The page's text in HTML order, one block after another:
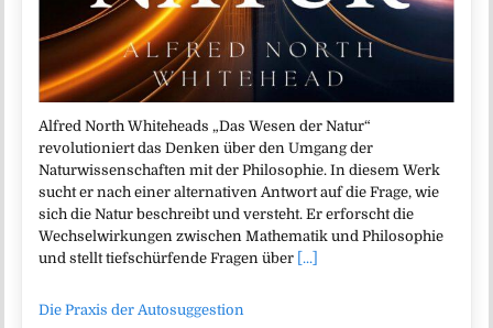
Alfred North Whiteheads „Das Wesen der Natur“
revolutioniert das Denken über den Umgang der
Naturwissenschaften mit der Philosophie. In diesem Werk
sucht er nach einer alternativen Antwort auf die Frage, wie
sich die Natur beschreibt und versteht. Er erforscht die
Wechselwirkungen zwischen Mathematik und Philosophie
und stellt tiefschürfende Fragen über [...]
Die Praxis der Autosuggestion